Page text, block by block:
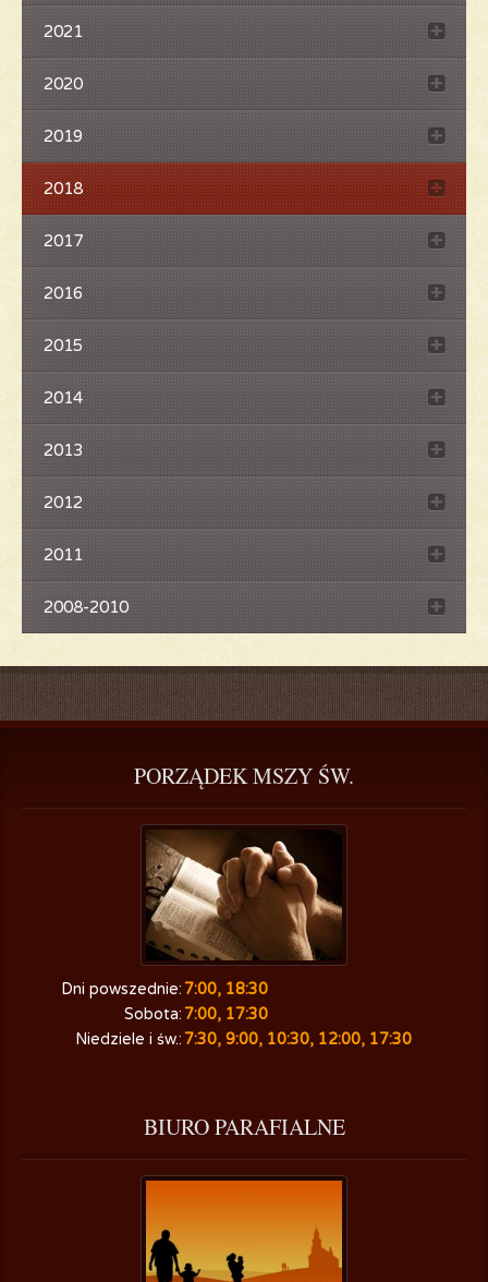
2021
2020
2019
2018
2017
2016
2015
2014
2013
2012
2011
2008-2010
PORZĄDEK MSZY ŚW.
Dni powszednie:7:00, 18:30
Sobota:7:00, 17:30
Niedziele i św.:7:30, 9:00, 10:30, 12:00, 17:30
BIURO PARAFIALNE